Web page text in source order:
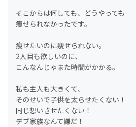
そこからは何しても、どうやっても
痩せられなかったです。
痩せたいのに痩せられない。
2人目も欲しいのに、
こんなんじゃまた時間がかかる。
私も主人も大きくて、
そのせいで子供を太らせたくない！
同じ想いさせたくない！
デブ家族なんて嫌だ！